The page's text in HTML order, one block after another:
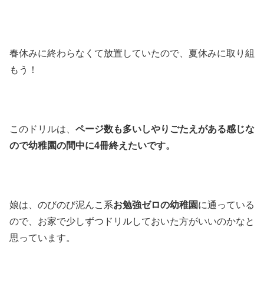
春休みに終わらなくて放置していたので、夏休みに取り組
もう！
このドリルは、 ページ数も多いしやりごたえがある感じな
ので幼稚園の間中に4冊終えたいです。
娘は、のびのび泥んこ系お勉強ゼロの幼稚園に通っている
ので、お家で少しずつドリルしておいた方がいいのかなと
思っています。